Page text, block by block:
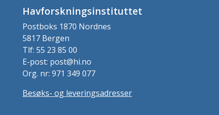
Havforskningsinstituttet
Postboks 1870 Nordnes
5817 Bergen
Tlf: 55 23 85 00
E-post: post@hi.no
Org. nr: 971 349 077
Besøks- og leveringsadresser